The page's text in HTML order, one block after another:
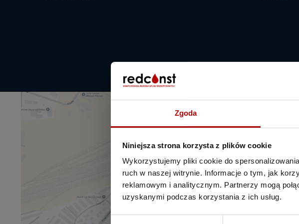
Zgoda
Niniejsza strona korzysta z plików cookie
Wykorzystujemy pliki cookie do
ruch w naszej witrynie. Informacje o tym, jak
reklamowym i analitycznym. Partnerzy mogą
uzyskanymi podczas korzystania z ich usług.